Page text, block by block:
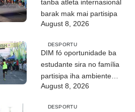
tanba atleta internasionál
barak mak mai partisipa
August 8, 2026
DESPORTU
DIM fó oportunidade ba
estudante sira no família
partisipa iha ambiente
saudável
August 8, 2026
DESPORTU